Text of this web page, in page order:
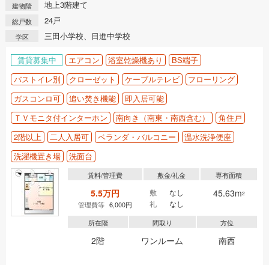
建物階 地上3階建て
総戸数 24戸
学区 三田小学校、日進中学校
賃貸募集中 エアコン 浴室乾燥機あり
BS端子
バストイレ別
クローゼット ケーブルテレビ
フローリング
ガスコンロ可
追い焚き機能
即入居可能
ＴＶモニタ付インターホン
南向き（南東・南西含む）
角住戸
2階以上
二人入居可 ベランダ・バルコニー
温水洗浄便座
洗濯機置き場
洗面台
賃料/管理費
5.5万円
管理費等 6,000円
敷金/礼金
敷
なし
礼
なし
専有面積
45.63m2
所在階
2階
間取り
ワンルーム
方位
南西